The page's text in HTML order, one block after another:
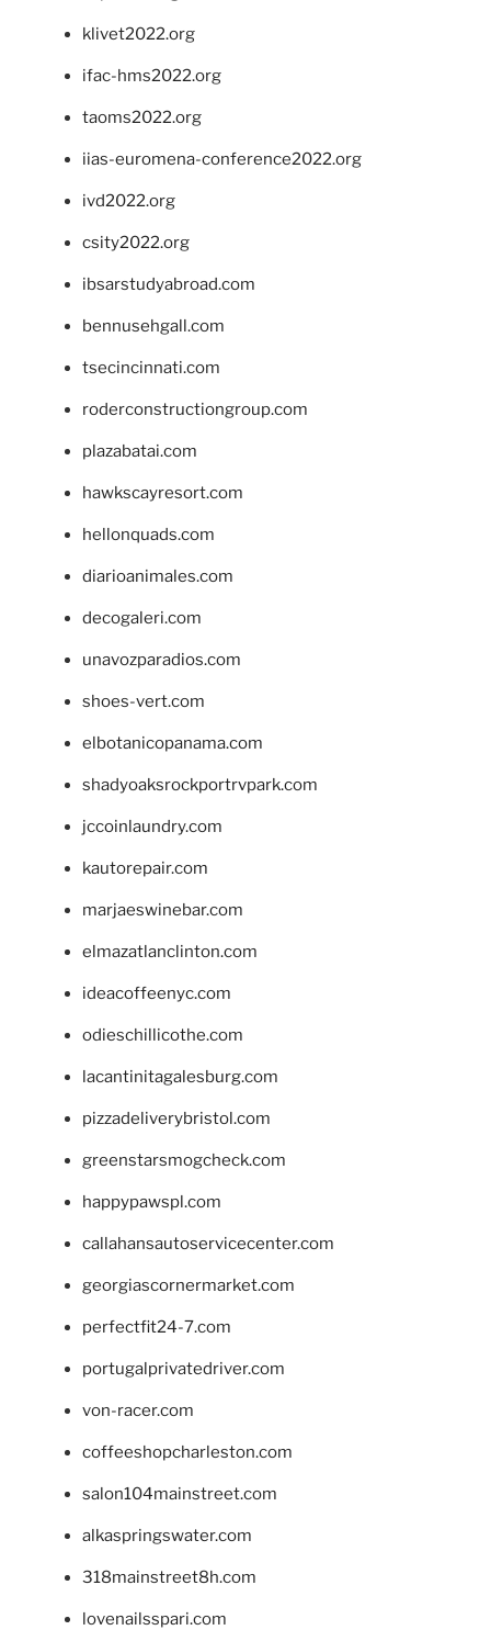
klivet2022.org
ifac-hms2022.org
taoms2022.org
iias-euromena-conference2022.org
ivd2022.org
csity2022.org
ibsarstudyabroad.com
bennusehgall.com
tsecincinnati.com
roderconstructiongroup.com
plazabatai.com
hawkscayresort.com
hellonquads.com
diarioanimales.com
decogaleri.com
unavozparadios.com
shoes-vert.com
elbotanicopanama.com
shadyoaksrockportrvpark.com
jccoinlaundry.com
kautorepair.com
marjaeswinebar.com
elmazatlanclinton.com
ideacoffeenyc.com
odieschillicothe.com
lacantinitagalesburg.com
pizzadeliverybristol.com
greenstarsmogcheck.com
happypawspl.com
callahansautoservicecenter.com
georgiascornermarket.com
perfectfit24-7.com
portugalprivatedriver.com
von-racer.com
coffeeshopcharleston.com
salon104mainstreet.com
alkaspringswater.com
318mainstreet8h.com
lovenailsspari.com